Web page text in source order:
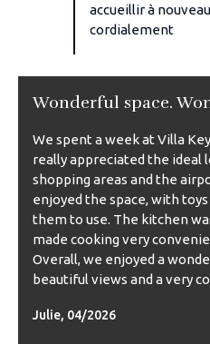
accueillir à
cordialement
Wonderful space.
We spent a week at Villa
really appreciated the ideal
shopping areas and the
enjoyed the space, with
them to use. The kitchen
made cooking very
Overall, we enjoyed a
beautiful views and a very
Julie, 04/2026